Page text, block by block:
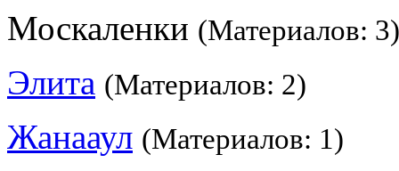
Москаленки (Материалов: 3)
Элита (Материалов: 2)
Жанааул (Материалов: 1)